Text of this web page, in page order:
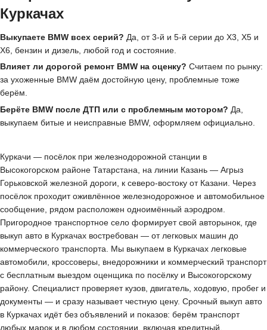
Куркачах
Выкупаете BMW всех серий? Да, от 3-й и 5-й серии до X3, X5 и
X6, бензин и дизель, любой год и состояние.
Влияет ли дорогой ремонт BMW на оценку? Считаем по рынку:
за ухоженные BMW даём достойную цену, проблемные тоже
берём.
Берёте BMW после ДТП или с проблемным мотором? Да,
выкупаем битые и неисправные BMW, оформляем официально.
Куркачи — посёлок при железнодорожной станции в
Высокогорском районе Татарстана, на линии Казань — Агрыз
Горьковской железной дороги, к северо-востоку от Казани. Через
посёлок проходит оживлённое железнодорожное и автомобильное
сообщение, рядом расположен одноимённый аэродром.
Пригородное транспортное село формирует свой авторынок, где
выкуп авто в Куркачах востребован — от легковых машин до
коммерческого транспорта. Мы выкупаем в Куркачах легковые
автомобили, кроссоверы, внедорожники и коммерческий транспорт
с бесплатным выездом оценщика по посёлку и Высокогорскому
району. Специалист проверяет кузов, двигатель, ходовую, пробег и
документы — и сразу называет честную цену. Срочный выкуп авто
в Куркачах идёт без объявлений и показов: берём транспорт
любых марок и в любом состоянии, включая кредитный,